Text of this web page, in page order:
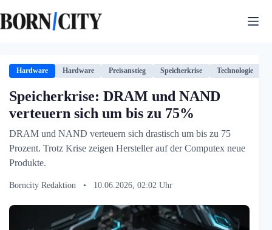
Inhalt
springen
Hardware Hardware Preisanstieg Speicherkrise Technologie
Speicherkrise: DRAM und NAND
verteuern sich um bis zu 75%
DRAM und NAND verteuern sich drastisch um bis zu 75
Prozent. Trotz Krise zeigen Hersteller auf der Computex neue
Produkte.
Borncity Redaktion • 10.06.2026, 02:02 Uhr